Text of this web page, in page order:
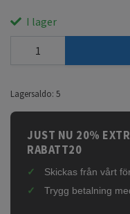
I lager
Lagersaldo: 5
JUST NU 20%
RABATT20
Skickas från vårt
Trygg betalning